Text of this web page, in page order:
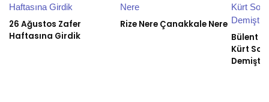
26 Ağustos Zafer
Haftasına Girdik
Rize Nere Çanakkale Nere
Bülent
Kürt
Demişti